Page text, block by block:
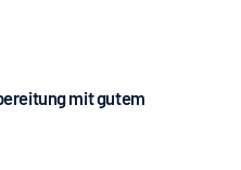
mit gutem